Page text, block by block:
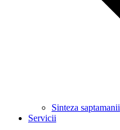
Sinteza saptamanii
Servicii